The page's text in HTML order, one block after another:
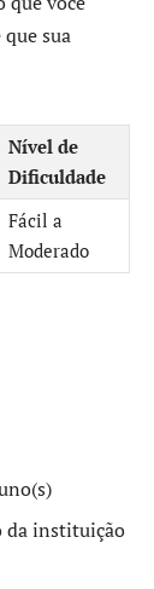
sua
Nível de
Dificuldade
Fácil a
Moderado
da instituição